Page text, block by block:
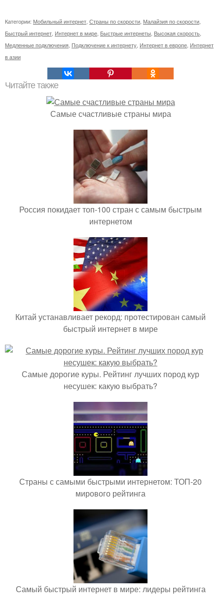
Категории: Мобильный интернет Страны по скорости Малайзия по скорости
Быстрый интернет Интернет в мире Быстрые интернеты Высокая скорость
Медленные подключения Подключение к интернету Интернет в европе Интернет
в азии
Читайте также
Самые счастливые страны мира
Россия покидает топ-100 стран с самым быстрым
интернетом
Китай устанавливает рекорд: протестирован самый
быстрый интернет в мире
Самые дорогие куры. Рейтинг лучших пород кур
несушек: какую выбрать?
Страны с самыми быстрыми интернетом: ТОП-20
мирового рейтинга
Самый быстрый интернет в мире: лидеры рейтинга